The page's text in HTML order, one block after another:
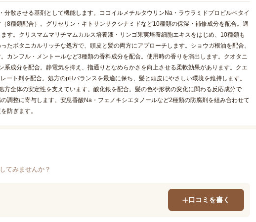
散させる基剤として機能します。ココイルメチルタウリンNa・ラウラミドプロピルベタイ
8種類配合）。グリセリン・キトサンサクシナミドなど10種類の保湿・補修成分を配合。適
す。クリスマムマリチマムカルス培養液・リンゴ果実培養細胞エキスをはじめ、10種類も
たボタニカルリッチな処方で、頭皮と髪の両方にアプローチします。ショウガ根油を配合。
カンフル・メントールなど3種類の香料成分を配合。使用時の香りを演出します。クオタニ
成分を配合。静電気を抑え、指通りとなめらかさを向上させる柔軟効果があります。クエ
ート剤を配合。処方のpHバランスを最適に保ち、髪と頭皮にやさしい環境を維持します。
方全体の安定性を支えています。酸化銀を配合。髪の色や形状の変化に関わる反応成分で
調整に寄与します。安息香酸Na・フェノキシエタノールなど2種類の防腐剤を組み合わせて
防ぎます。
てみませんか？
口コミを書く